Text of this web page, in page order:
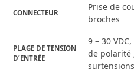
CONNECTEUR
Prise de
broches
PLAGE DE TENSION
D’ENTRÉE
9 – 30
de polarité
surtensions